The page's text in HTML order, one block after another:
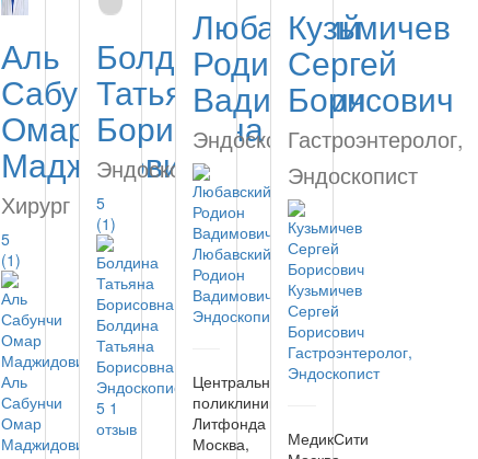
Аль
Сабунчи
Омар
Маджидович
Хирург
5
(1)
Аль
Сабунчи
Омар
Маджидович
Болдина
Татьяна
Борисовна
Эндоскопист
5
(1)
Болдина
Татьяна
Борисовна
Эндоскопист
5 1
отзыв
Любавский
Родион
Вадимович
Эндоскопист
Любавский
Родион
Вадимович
Эндоскопист
Центральная
поликлиника
Литфонда
Москва,
Кузьмичев
Сергей
Борисович
Гастроэнтеролог,
Эндоскопист
Кузьмичев
Сергей
Борисович
Гастроэнтеролог,
Эндоскопист
МедикСити